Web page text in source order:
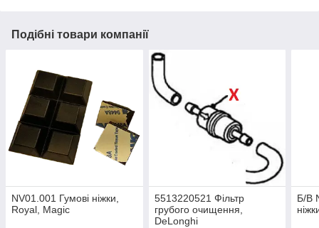
Подібні товари компанії
NV01.001 Гумові ніжки,
Royal, Magic
5513220521 Фільтр
грубого очищення,
DeLonghi
Б/В